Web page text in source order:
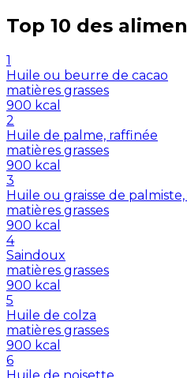
Top 10 des
1
Huile ou beurre de cacao
matières grasses
900 kcal
2
Huile de palme, raffinée
matières grasses
900 kcal
3
Huile ou graisse de
matières grasses
900 kcal
4
Saindoux
matières grasses
900 kcal
5
Huile de colza
matières grasses
900 kcal
6